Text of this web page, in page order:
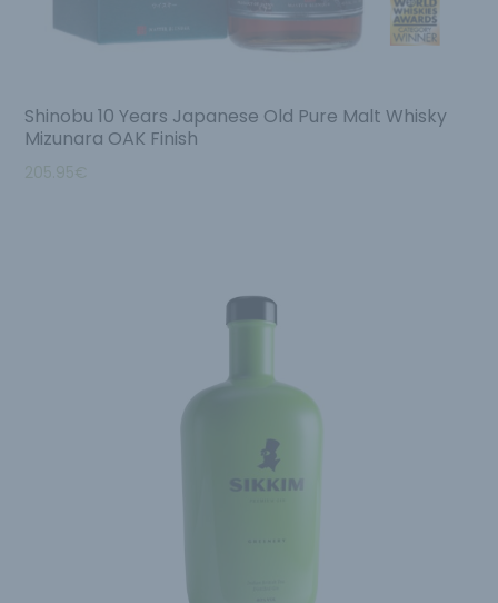
Shinobu 10 Years Japanese Old Pure Malt Whisky
Mizunara OAK Finish
205.95€